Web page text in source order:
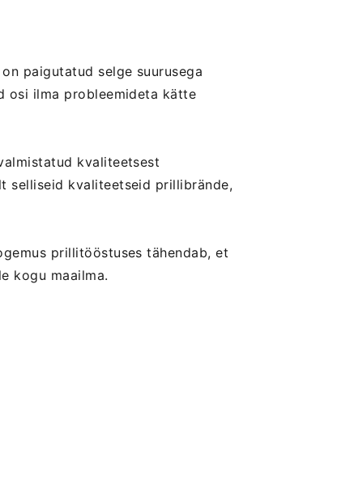
paigutatud selge suurusega
osi ilma probleemideta kätte
kvaliteetsest
selliseid kvaliteetseid prillibrände,
prillitööstuses tähendab, et
kogu maailma.